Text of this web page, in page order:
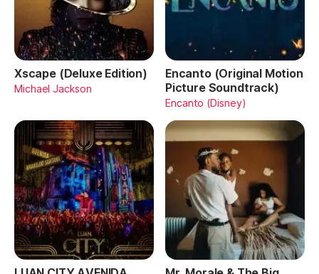
Xscape (Deluxe Edition)
Michael Jackson
Encanto (Original Motion
Picture Soundtrack)
Encanto (Disney)